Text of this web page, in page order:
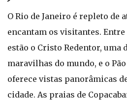
O Rio de Janeiro é repleto de
encantam os visitantes.
estão o Cristo Redentor, uma
maravilhas do mundo, e o
oferece vistas panorâmicas
cidade. As praias de